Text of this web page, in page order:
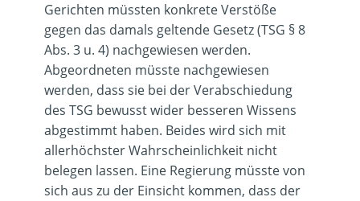
Gerichten müssten konkrete Verstöße
gegen das damals geltende Gesetz (TSG § 8
Abs. 3 u. 4) nachgewiesen werden.
Abgeordneten müsste nachgewiesen
werden, dass sie bei der Verabschiedung
des TSG bewusst wider besseren Wissens
abgestimmt haben. Beides wird sich mit
allerhöchster Wahrscheinlichkeit nicht
belegen lassen. Eine Regierung müsste von
sich aus zu der Einsicht kommen, dass der